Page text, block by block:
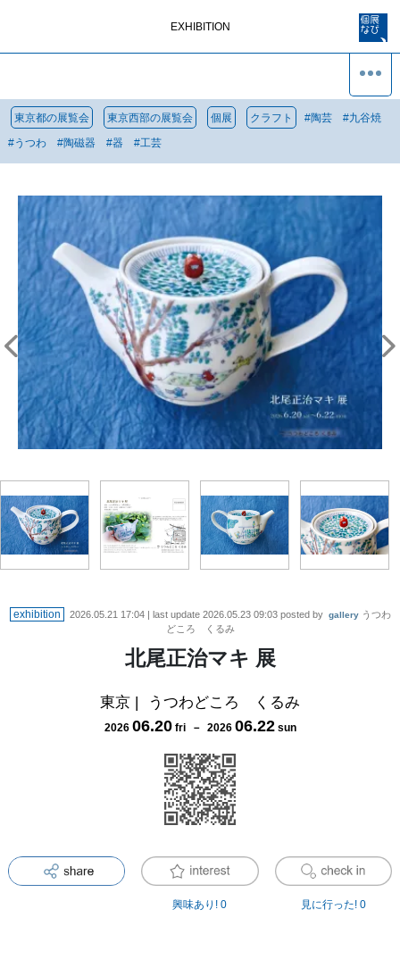
EXHIBITION
東京都の展覧会 東京西部の展覧会 個展 クラフト #陶芸 #九谷焼
#うつわ #陶磁器 #器 #工芸
exhibition 2026.05.21 17:04| last update 2026.05.23 09:03posted by gallery うつわ
どころ くるみ
北尾正治マキ 展
東京 | うつわどころ くるみ
2026 06.20 fri－ 2026 06.22 sun
興味あり! 0 見に行った! 0